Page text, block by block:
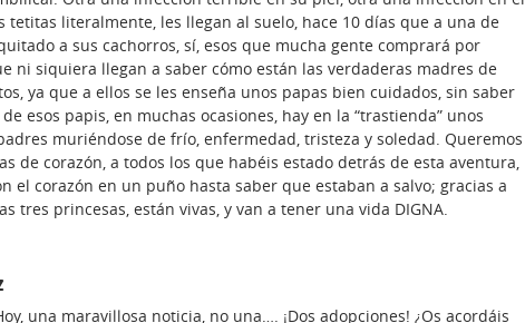
tetitas literalmente, les llegan al suelo, hace 10 días que a una de
a sus cachorros, sí, esos que mucha gente comprará por
ni siquiera llegan a saber cómo están las verdaderas madres de
ya que a ellos se les enseña unos papas bien cuidados, sin saber
esos papis, en muchas ocasiones, hay en la “trastienda” unos
muriéndose de frío, enfermedad, tristeza y soledad. Queremos
de corazón, a todos los que habéis estado detrás de esta aventura,
el corazón en un puño hasta saber que estaban a salvo; gracias a
tres princesas, están vivas, y van a tener una vida DIGNA.
una maravillosa noticia, no una…. ¡Dos adopciones! ¿Os acordáis